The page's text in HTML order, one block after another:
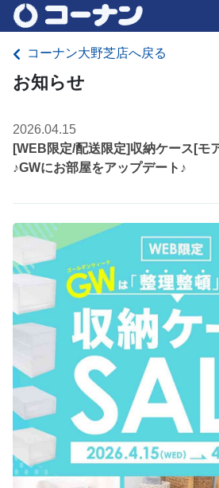
コーナン大野芝店へ戻る
お知らせ
2026.04.15
[WEB限定/配送限定]収納ケース[モ
♪GWにお部屋をアップデート♪